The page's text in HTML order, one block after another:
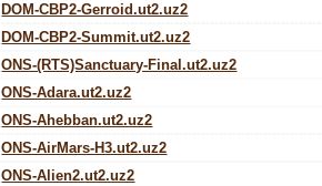
DOM-CBP2-Gerroid.ut2.uz2
DOM-CBP2-Summit.ut2.uz2
ONS-(RTS)Sanctuary-Final.ut2.uz2
ONS-Adara.ut2.uz2
ONS-Ahebban.ut2.uz2
ONS-AirMars-H3.ut2.uz2
ONS-Alien2.ut2.uz2